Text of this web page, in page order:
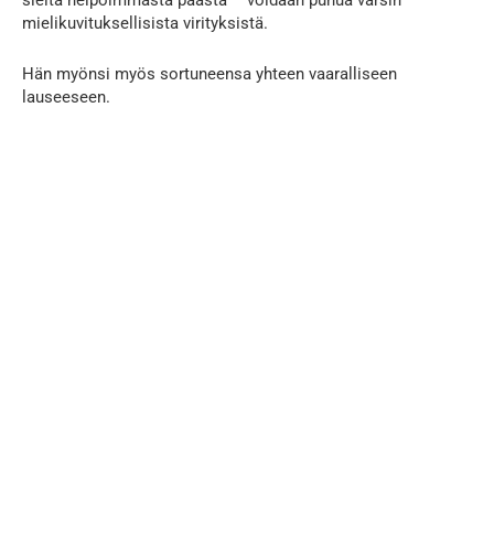
mielikuvituksellisista virityksistä.
Hän myönsi myös sortuneensa yhteen vaaralliseen
lauseeseen.